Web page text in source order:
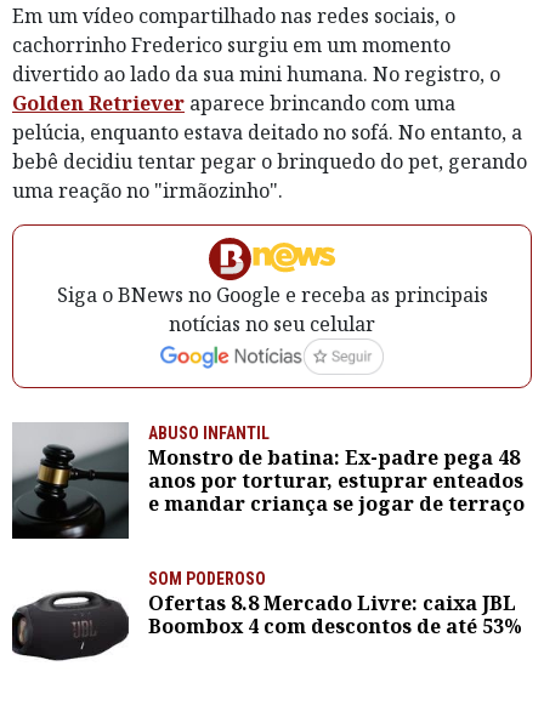
Em um vídeo compartilhado nas redes sociais, o
cachorrinho Frederico surgiu em um momento
divertido ao lado da sua mini humana. No registro, o
Golden Retriever aparece brincando com uma
pelúcia, enquanto estava deitado no sofá. No entanto, a
bebê decidiu tentar pegar o brinquedo do pet, gerando
uma reação no "irmãozinho".
Siga o BNews no Google e receba as principais
notícias no seu celular
ABUSO INFANTIL
Monstro de batina: Ex-padre pega 48
anos por torturar, estuprar enteados
e mandar criança se jogar de terraço
SOM PODEROSO
Ofertas 8.8 Mercado Livre: caixa JBL
Boombox 4 com descontos de até 53%